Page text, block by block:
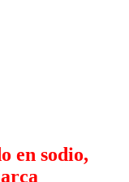
en sodio,